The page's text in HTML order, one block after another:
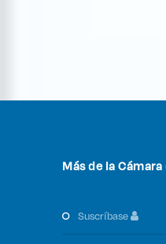
Más de la Cámara
suscríbase